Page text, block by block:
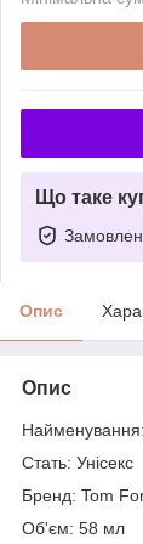
Що таке
Опис
Опис
Стать: Унісекс
Бренд: Tom
Об'єм: 58 мл